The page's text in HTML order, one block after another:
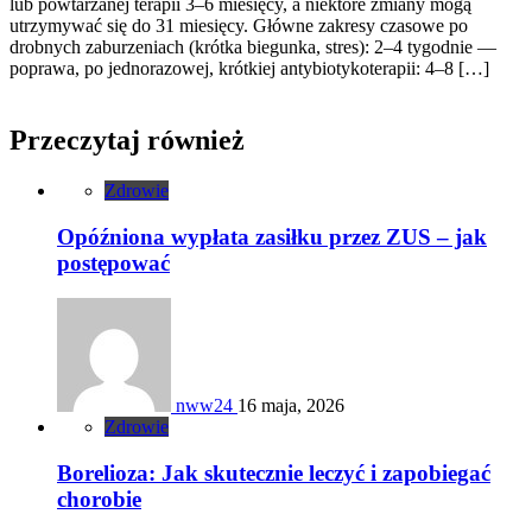
lub powtarzanej terapii 3–6 miesięcy, a niektóre zmiany mogą
utrzymywać się do 31 miesięcy. Główne zakresy czasowe po
drobnych zaburzeniach (krótka biegunka, stres): 2–4 tygodnie —
poprawa, po jednorazowej, krótkiej antybiotykoterapii: 4–8 […]
Przeczytaj również
Zdrowie
Opóźniona wypłata zasiłku przez ZUS – jak
postępować
nww24 16 maja, 2026
Zdrowie
Borelioza: Jak skutecznie leczyć i zapobiegać
chorobie